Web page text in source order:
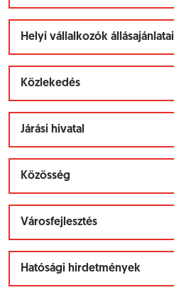
Helyi vállalkozók állásajánlatai
Közlekedés
Járási hivatal
Közösség
Városfejlesztés
Hatósági hirdetmények